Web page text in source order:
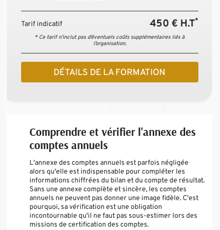
Tarif indicatif 450 € H.T*
* Ce tarif n’inclut pas d’éventuels coûts supplémentaires liés à
l’organisation.
DÉTAILS DE LA FORMATION
Comprendre et vérifier l'annexe des
comptes annuels
L'annexe des comptes annuels est parfois négligée
alors qu'elle est indispensable pour compléter les
informations chiffrées du bilan et du compte de résultat.
Sans une annexe complète et sincère, les comptes
annuels ne peuvent pas donner une image fidèle. C'est
pourquoi, sa vérification est une obligation
incontournable qu'il ne faut pas sous-estimer lors des
missions de certification des comptes.